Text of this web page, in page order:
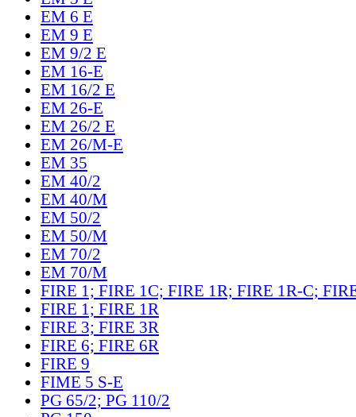
EM 6 E
EM 9 E
EM 9/2 E
EM 16-E
EM 16/2 E
EM 26-E
EM 26/2 E
EM 26/M-E
EM 35
EM 40/2
EM 40/M
EM 50/2
EM 50/M
EM 70/2
EM 70/M
FIRE 1; FIRE 1C; FIRE 1R; FIRE 1R-C;
FIRE 1; FIRE 1R
FIRE 3; FIRE 3R
FIRE 6; FIRE 6R
FIRE 9
FIME 5 S-E
PG 65/2; PG 110/2